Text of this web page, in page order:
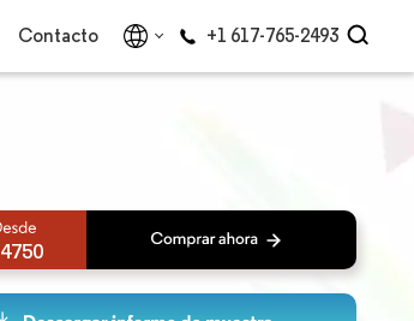
Contacto +1 617-765-2493
4750